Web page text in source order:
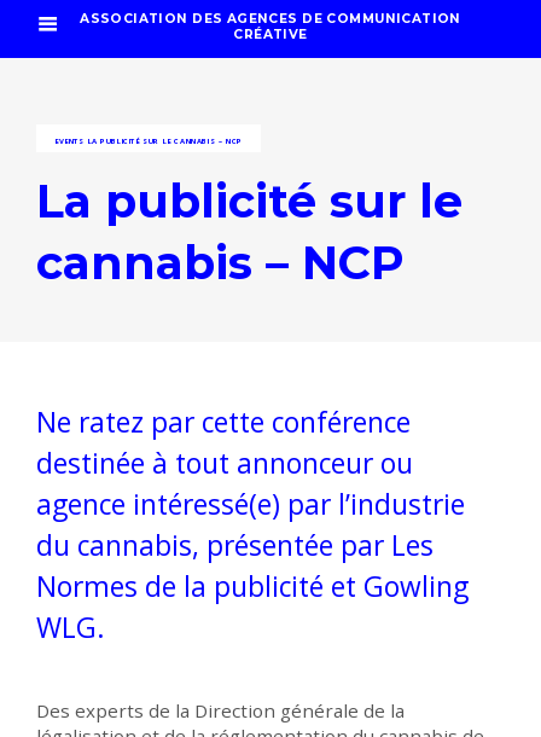
ASSOCIATION DES AGENCES DE COMMUNICATION
CRÉATIVE
EVENTS LA PUBLICITÉ SUR LE CANNABIS – NCP
La publicité sur le
cannabis – NCP
Ne ratez par cette conférence
destinée à tout annonceur ou
agence intéressé(e) par l’industrie
du cannabis, présentée par Les
Normes de la publicité et Gowling
WLG.
Des experts de la Direction générale de la